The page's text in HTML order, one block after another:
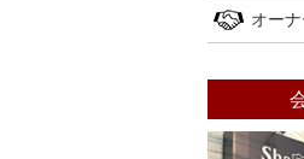
オー